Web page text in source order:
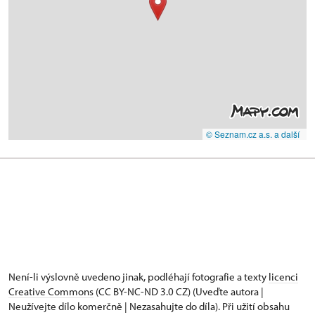
© Seznam.cz a.s. a další
Není-li výslovně uvedeno jinak, podléhají fotografie a texty licenci
Creative Commons (CC BY-NC-ND 3.0 CZ) (Uveďte autora |
Neužívejte dílo komerčně | Nezasahujte do díla). Při užití obsahu